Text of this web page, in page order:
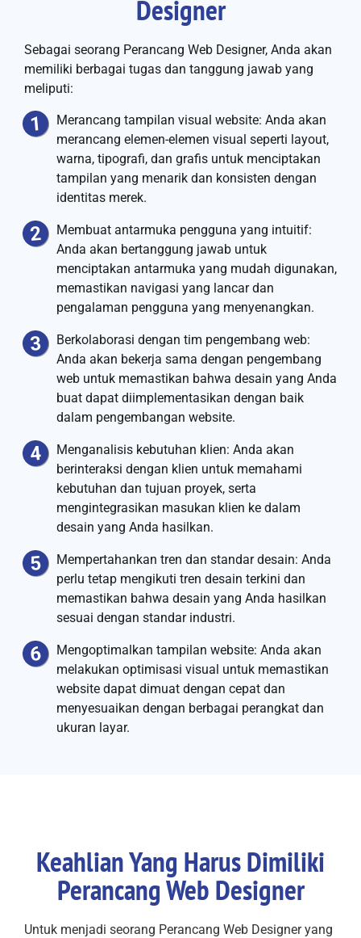
Designer
Sebagai seorang Perancang Web Designer, Anda akan
memiliki berbagai tugas dan tanggung jawab yang
meliputi:
Merancang tampilan visual website: Anda akan
merancang elemen-elemen visual seperti layout,
warna, tipografi, dan grafis untuk menciptakan
tampilan yang menarik dan konsisten dengan
identitas merek.
Membuat antarmuka pengguna yang intuitif:
Anda akan bertanggung jawab untuk
menciptakan antarmuka yang mudah digunakan,
memastikan navigasi yang lancar dan
pengalaman pengguna yang menyenangkan.
Berkolaborasi dengan tim pengembang web:
Anda akan bekerja sama dengan pengembang
web untuk memastikan bahwa desain yang Anda
buat dapat diimplementasikan dengan baik
dalam pengembangan website.
Menganalisis kebutuhan klien: Anda akan
berinteraksi dengan klien untuk memahami
kebutuhan dan tujuan proyek, serta
mengintegrasikan masukan klien ke dalam
desain yang Anda hasilkan.
Mempertahankan tren dan standar desain: Anda
perlu tetap mengikuti tren desain terkini dan
memastikan bahwa desain yang Anda hasilkan
sesuai dengan standar industri.
Mengoptimalkan tampilan website: Anda akan
melakukan optimisasi visual untuk memastikan
website dapat dimuat dengan cepat dan
menyesuaikan dengan berbagai perangkat dan
ukuran layar.
Keahlian Yang Harus Dimiliki
Perancang Web Designer
Untuk menjadi seorang Perancang Web Designer yang